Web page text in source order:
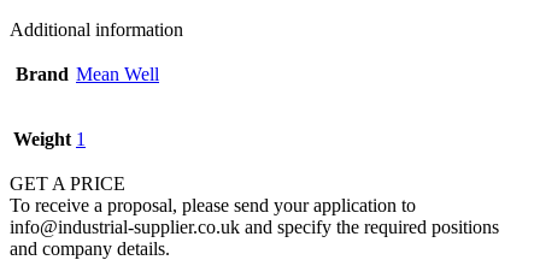
Additional information
Brand Mean Well
Weight 1
GET A PRICE
To receive a proposal, please send your application to
info@industrial-supplier.co.uk and specify the required positions
and company details.